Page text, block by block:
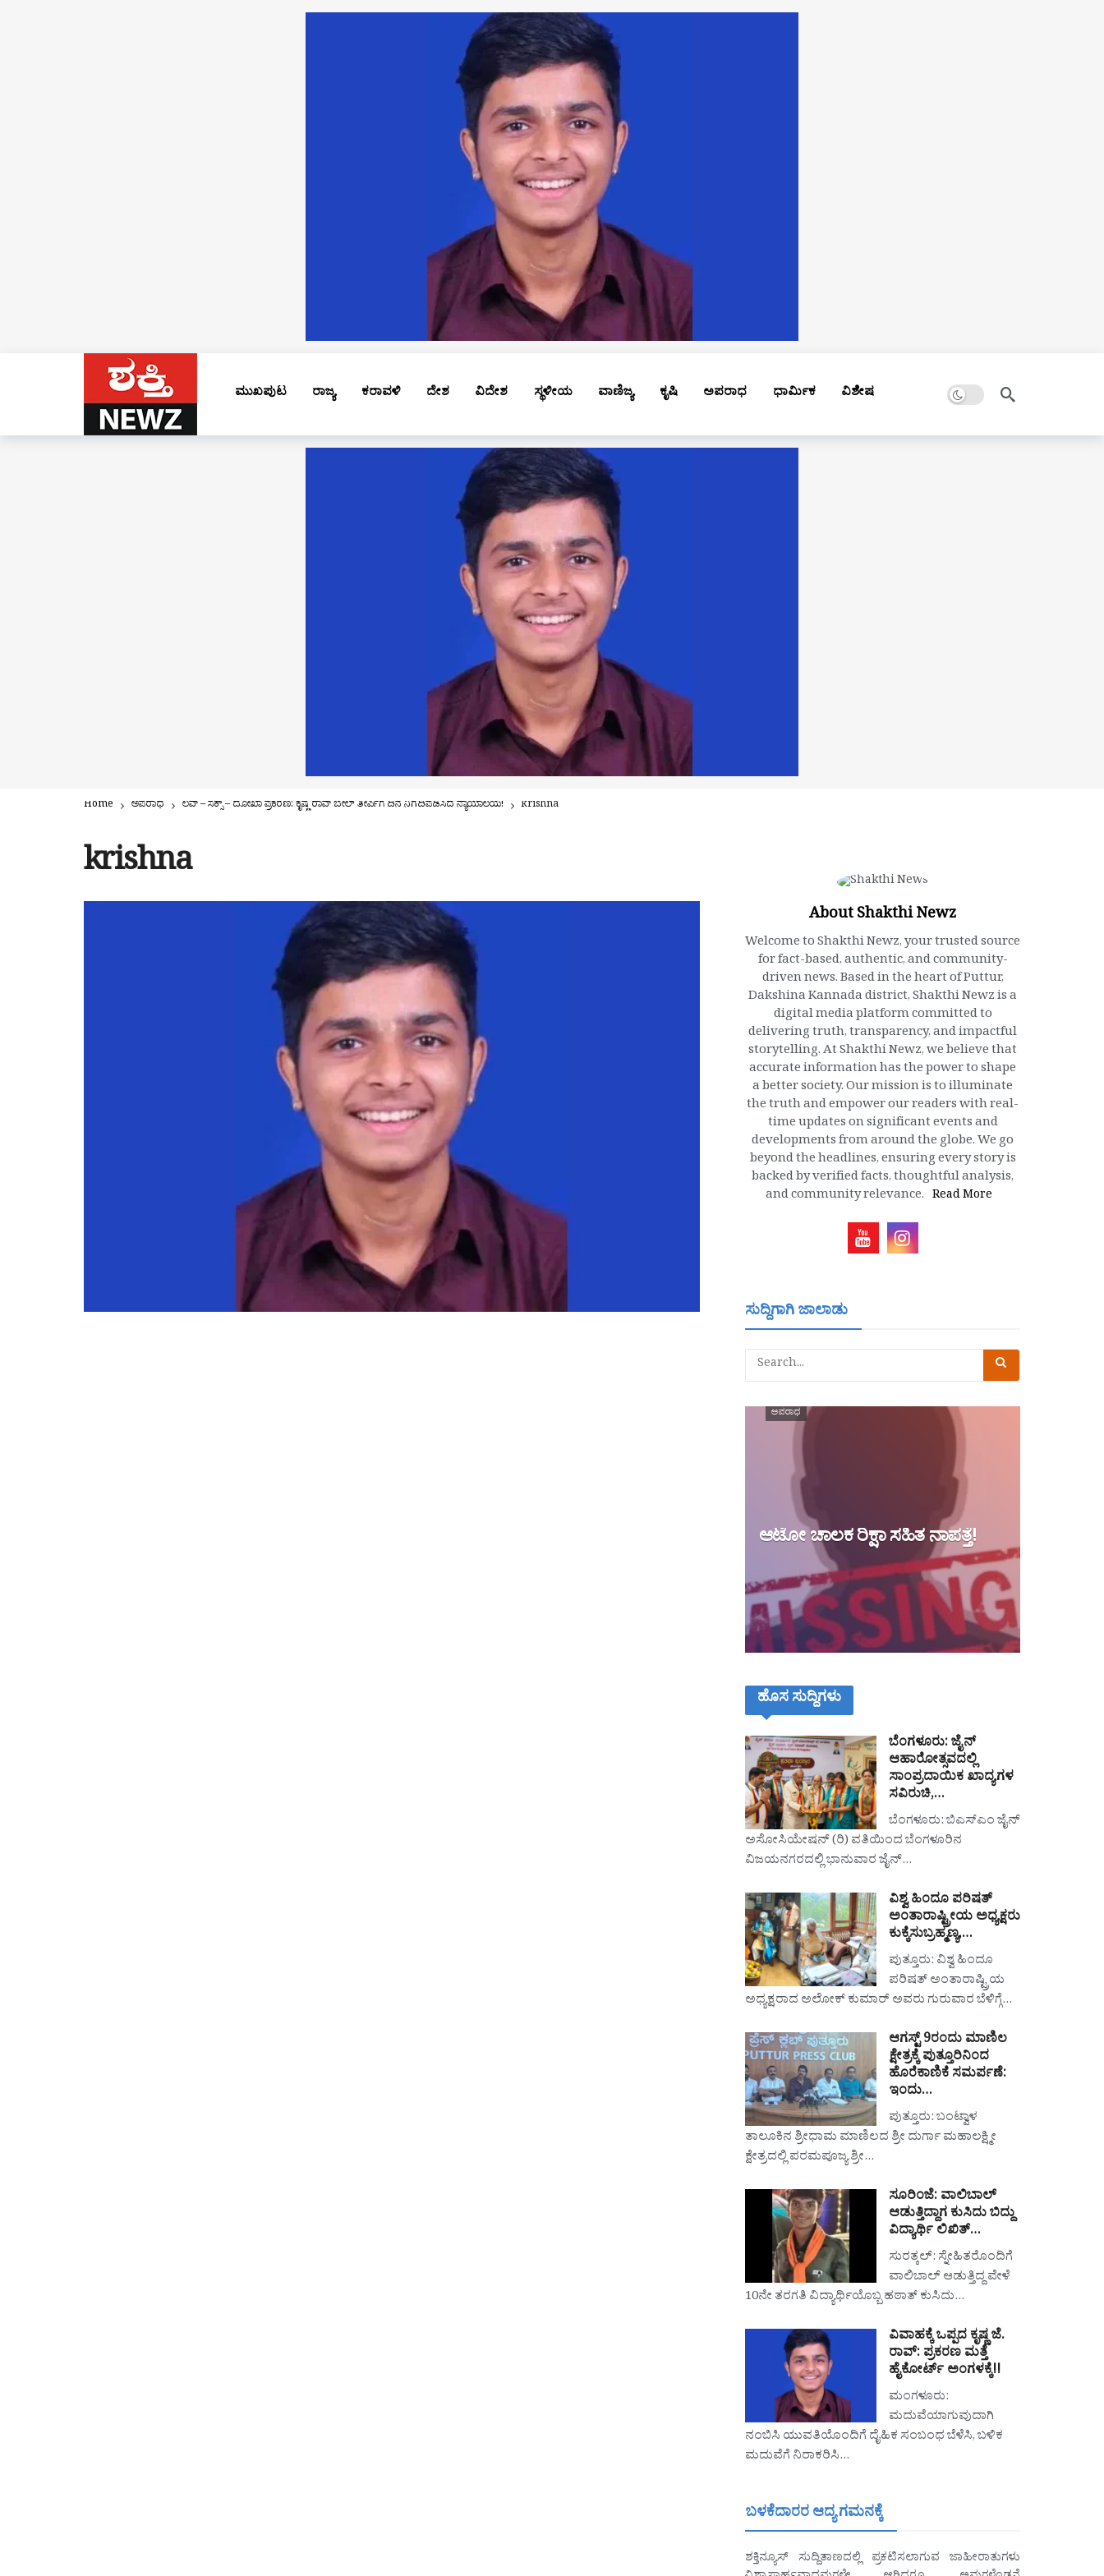
ಮುಖಪುಟ ರಾಜ್ಯ ಕರಾವಳಿ ದೇಶ ವಿದೇಶ ಸ್ಥಳೀಯ ವಾಣಿಜ್ಯ ಕೃಷಿ ಅಪರಾಧ ಧಾರ್ಮಿಕ ವಿಶೇಷ Dark mode
Home ಅಪರಾಧ ಲವ್ – ಸೆಕ್ಸ್ – ದೋಖಾ ಪ್ರಕರಣ: ಕೃಷ್ಣ ರಾವ್ ಬೇಲ್ ತೀರ್ಪಿಗೆ ದಿನ ನಿಗದಿಪಡಿಸಿದ ನ್ಯಾಯಾಲಯ! krishna
krishna
About Shakthi Newz
Welcome to Shakthi Newz, your trusted source
for fact-based, authentic, and community-
driven news. Based in the heart of Puttur,
Dakshina Kannada district, Shakthi Newz is a
digital media platform committed to
delivering truth, transparency, and impactful
storytelling. At Shakthi Newz, we believe that
accurate information has the power to shape
a better society. Our mission is to illuminate
the truth and empower our readers with real-
time updates on significant events and
developments from around the globe. We go
beyond the headlines, ensuring every story is
backed by verified facts, thoughtful analysis,
and community relevance. Read More
ಸುದ್ದಿಗಾಗಿ ಜಾಲಾಡು
ಅಪರಾಧ
ಆಟೋ ಚಾಲಕ ರಿಕ್ಷಾ ಸಹಿತ ನಾಪತ್ತೆ!
ಹೊಸ ಸುದ್ದಿಗಳು
ಬೆಂಗಳೂರು: ಜೈನ್
ಆಹಾರೋತ್ಸವದಲ್ಲಿ
ಸಾಂಪ್ರದಾಯಿಕ ಖಾದ್ಯಗಳ
ಸವಿರುಚಿ,…
ಬೆಂಗಳೂರು: ಬಿಎಸ್‌ಎಂ ಜೈನ್
ಅಸೋಸಿಯೇಷನ್ (ರಿ) ವತಿಯಿಂದ ಬೆಂಗಳೂರಿನ
ವಿಜಯನಗರದಲ್ಲಿ ಭಾನುವಾರ ಜೈನ್…
ವಿಶ್ವ ಹಿಂದೂ ಪರಿಷತ್
ಅಂತಾರಾಷ್ಟ್ರೀಯ ಅಧ್ಯಕ್ಷರು
ಕುಕ್ಕೆಸುಬ್ರಹ್ಮಣ್ಯ,…
ಪುತ್ತೂರು: ವಿಶ್ವ ಹಿಂದೂ
ಪರಿಷತ್ ಅಂತಾರಾಷ್ಟ್ರಿಯ
ಅಧ್ಯಕ್ಷರಾದ ಅಲೋಕ್ ಕುಮಾರ್ ಅವರು ಗುರುವಾರ ಬೆಳಿಗ್ಗೆ…
ಆಗಸ್ಟ್ 9ರಂದು ಮಾಣಿಲ
ಕ್ಷೇತ್ರಕ್ಕೆ ಪುತ್ತೂರಿನಿಂದ
ಹೊರೆಕಾಣಿಕೆ ಸಮರ್ಪಣೆ:
ಇಂದು…
ಪುತ್ತೂರು: ಬಂಟ್ವಾಳ
ತಾಲೂಕಿನ ಶ್ರೀಧಾಮ ಮಾಣಿಲದ ಶ್ರೀ ದುರ್ಗಾ ಮಹಾಲಕ್ಷ್ಮೀ
ಕ್ಷೇತ್ರದಲ್ಲಿ ಪರಮಪೂಜ್ಯ ಶ್ರೀ…
ಸೂರಿಂಜೆ: ವಾಲಿಬಾಲ್
ಆಡುತ್ತಿದ್ದಾಗ ಕುಸಿದು ಬಿದ್ದು
ವಿದ್ಯಾರ್ಥಿ ಲಿಖಿತ್…
ಸುರತ್ಕಲ್: ಸ್ನೇಹಿತರೊಂದಿಗೆ
ವಾಲಿಬಾಲ್ ಆಡುತ್ತಿದ್ದ ವೇಳೆ
10ನೇ ತರಗತಿ ವಿದ್ಯಾರ್ಥಿಯೊಬ್ಬ ಹಠಾತ್ ಕುಸಿದು…
ವಿವಾಹಕ್ಕೆ ಒಪ್ಪದ ಕೃಷ್ಣ ಜೆ.
ರಾವ್: ಪ್ರಕರಣ ಮತ್ತೆ
ಹೈಕೋರ್ಟ್ ಅಂಗಳಕ್ಕೆ!!
ಮಂಗಳೂರು:
ಮದುವೆಯಾಗುವುದಾಗಿ
ನಂಬಿಸಿ ಯುವತಿಯೊಂದಿಗೆ ದೈಹಿಕ ಸಂಬಂಧ ಬೆಳೆಸಿ, ಬಳಿಕ
ಮದುವೆಗೆ ನಿರಾಕರಿಸಿ…
ಬಳಕೆದಾರರ ಆದ್ಯ ಗಮನಕ್ಕೆ
ಶಕ್ತಿನ್ಯೂಸ್ ಸುದ್ದಿತಾಣದಲ್ಲಿ ಪ್ರಕಟಿಸಲಾಗುವ ಜಾಹೀರಾತುಗಳು